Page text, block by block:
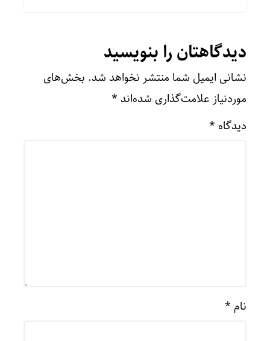
دیدگاهتان را بنویسید
نشانی ایمیل شما منتشر نخواهد شد. بخش‌های
موردنیاز علامت‌گذاری شده‌اند *
دیدگاه *
نام *